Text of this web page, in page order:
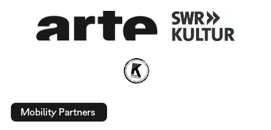
Mobility Partners